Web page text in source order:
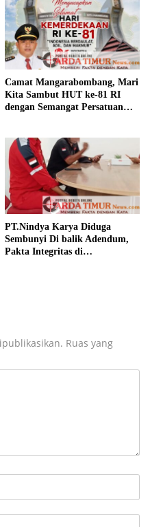
Camat Mangarabombang, Mari
Kita Sambut HUT ke-81 RI
dengan Semangat Persatuan
PT.Nindya Karya Diduga
Sembunyi Di balik Adendum,
Pakta Integritas di
Ruas yang